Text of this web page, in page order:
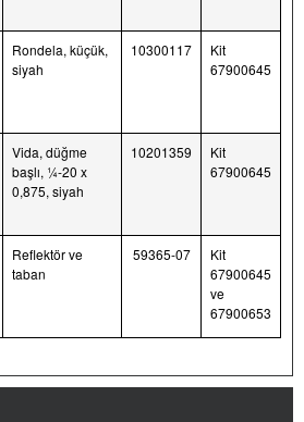
Rondela, küçük,
siyah
10300117
Kit
67900645
Vida, düğme
başlı, ¼-20 x
0,875, siyah
10201359
Kit
67900645
Reflektör ve
taban
59365-07
Kit
67900645
ve
67900653